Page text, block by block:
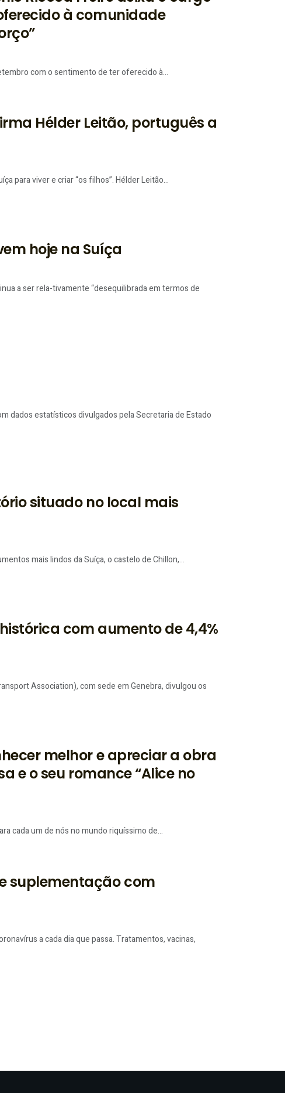
à comunidade
com o sentimento de ter oferecido à...
Hélder Leitão, português a
para viver e criar “os filhos”. Hélder Leitão...
hoje na Suíça
a ser rela-tivamente “desequilibrada em termos de
dados estatísticos divulgados pela Secretaria de Estado
situado no local mais
mais lindos da Suíça, o castelo de Chillon,...
com aumento de 4,4%
Association), com sede em Genebra, divulgou os
melhor e apreciar a obra
e o seu romance “Alice no
cada um de nós no mundo riquíssimo de...
suplementação com
a cada dia que passa. Tratamentos, vacinas,